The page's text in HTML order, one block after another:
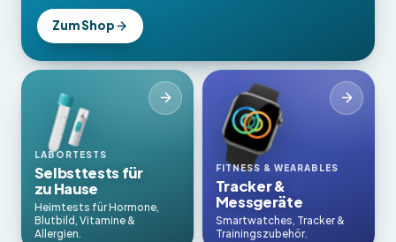
Zum Shop
LABORTESTS
Selbsttests für
zu Hause
Heimtests für Hormone,
Blutbild, Vitamine &
Allergien.
FITNESS & WEARABLES
Tracker &
Messgeräte
Smartwatches, Tracker &
Trainingszubehör.